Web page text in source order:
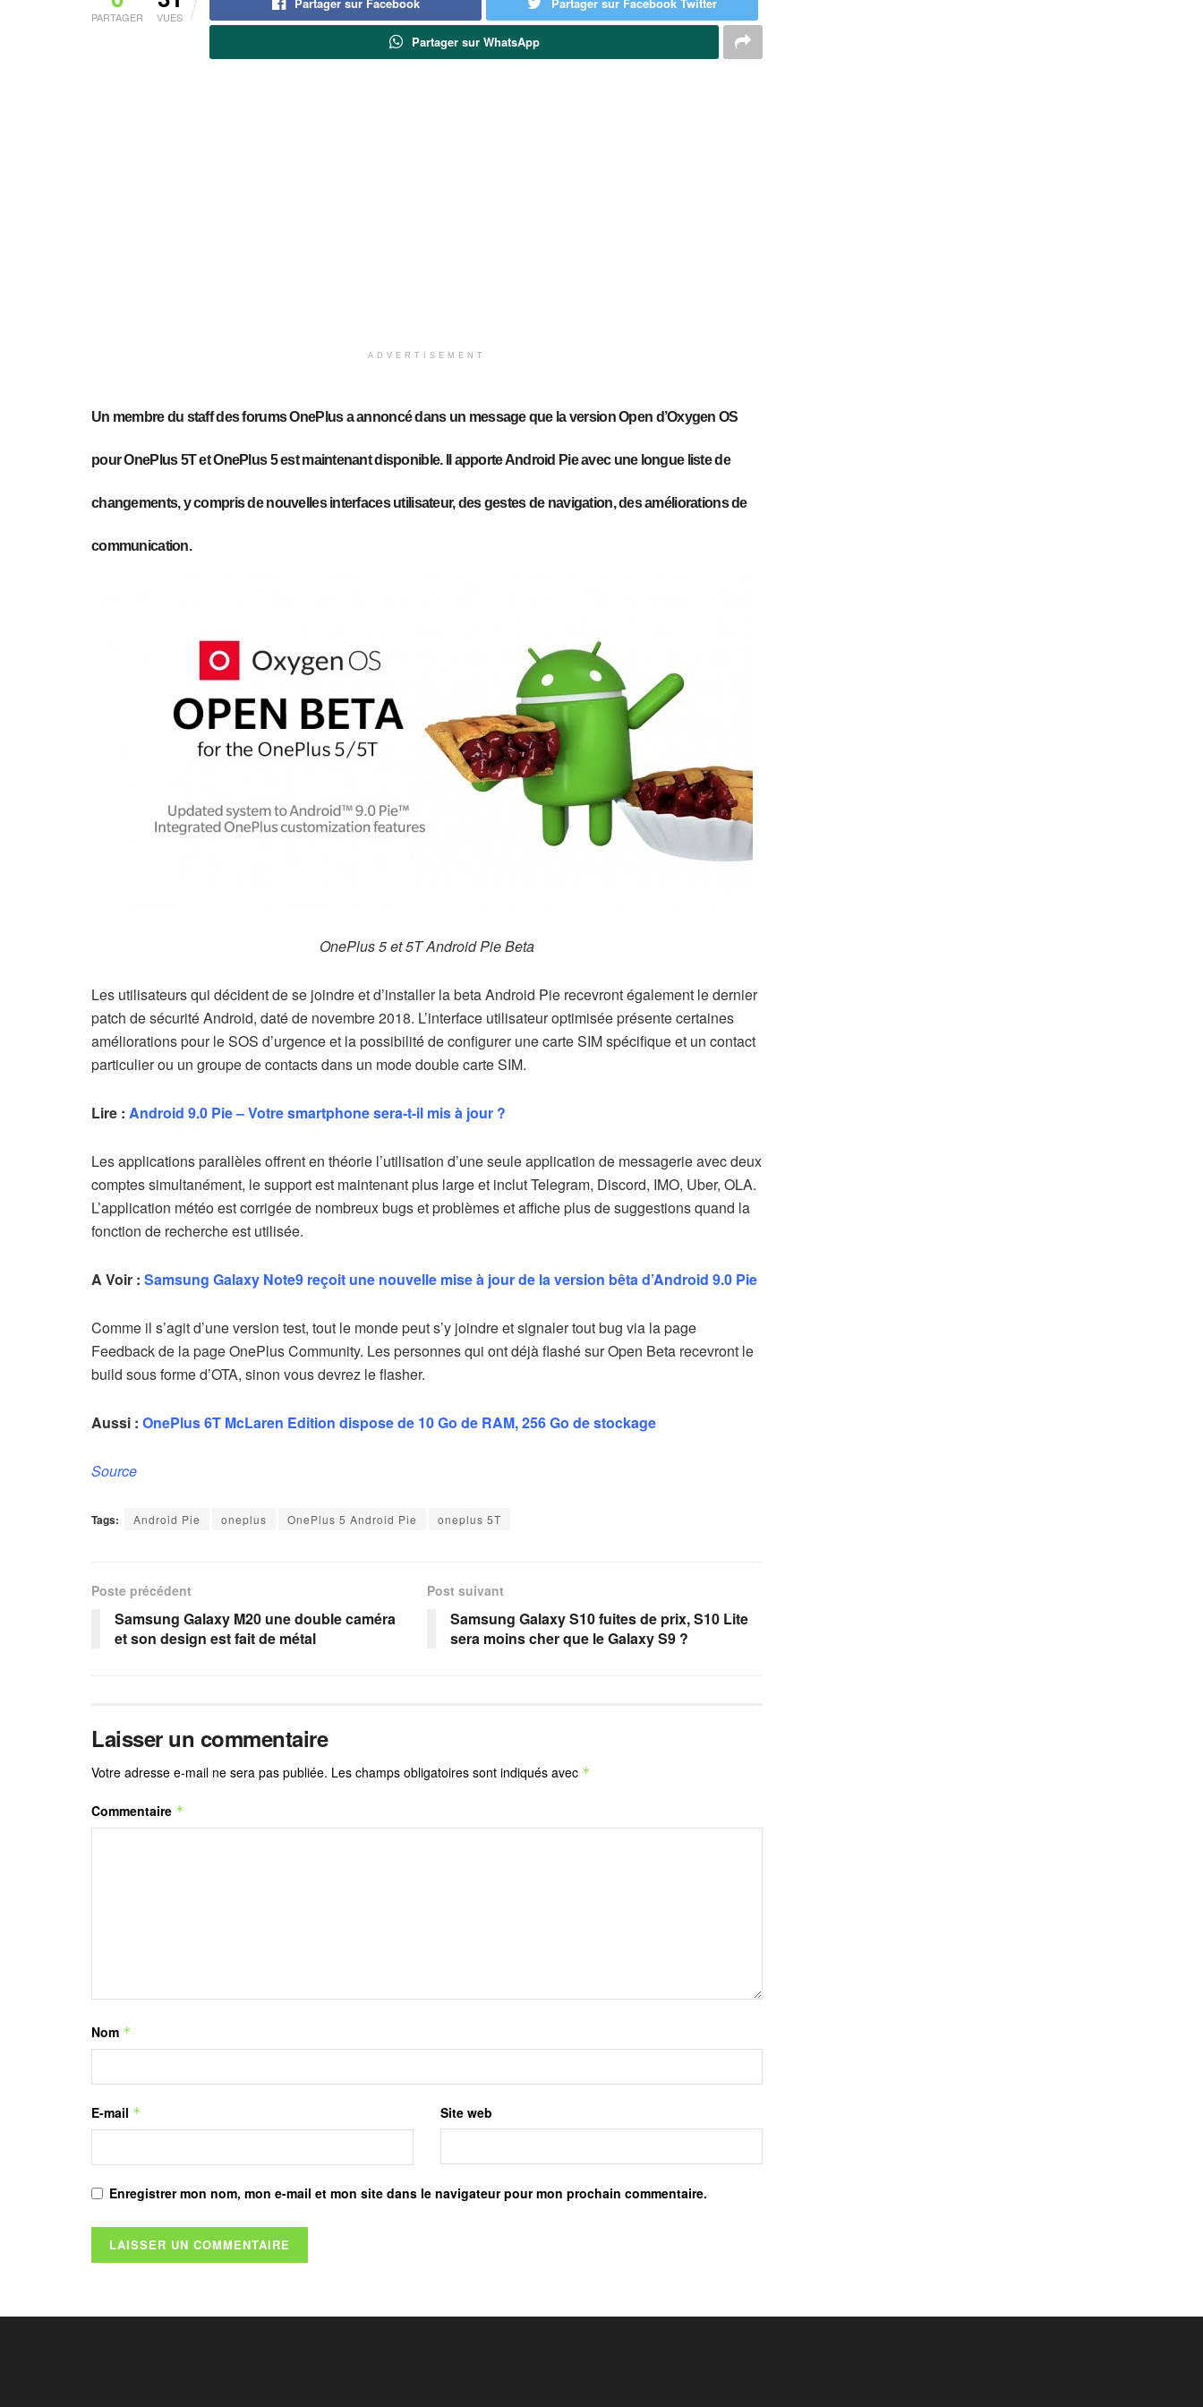
PARTAGER VUES
Partager sur WhatsApp
ADVERTISEMENT
Un membre du staff des forums OnePlus a annoncé dans un message que la version Open d’Oxygen OS
pour OnePlus 5T et OnePlus 5 est maintenant disponible. Il apporte Android Pie avec une longue liste de
changements, y compris de nouvelles interfaces utilisateur, des gestes de navigation, des améliorations de
communication.
OnePlus 5 et 5T Android Pie Beta
Les utilisateurs qui décident de se joindre et d’installer la beta Android Pie recevront également le dernier
patch de sécurité Android, daté de novembre 2018. L’interface utilisateur optimisée présente certaines
améliorations pour le SOS d’urgence et la possibilité de configurer une carte SIM spécifique et un contact
particulier ou un groupe de contacts dans un mode double carte SIM.
Lire : Android 9.0 Pie – Votre smartphone sera-t-il mis à jour ?
Les applications parallèles offrent en théorie l’utilisation d’une seule application de messagerie avec deux
comptes simultanément, le support est maintenant plus large et inclut Telegram, Discord, IMO, Uber, OLA.
L’application météo est corrigée de nombreux bugs et problèmes et affiche plus de suggestions quand la
fonction de recherche est utilisée.
A Voir : Samsung Galaxy Note9 reçoit une nouvelle mise à jour de la version bêta d’Android 9.0 Pie
Comme il s’agit d’une version test, tout le monde peut s’y joindre et signaler tout bug via la page
Feedback de la page OnePlus Community. Les personnes qui ont déjà flashé sur Open Beta recevront le
build sous forme d’OTA, sinon vous devrez le flasher.
Aussi : OnePlus 6T McLaren Edition dispose de 10 Go de RAM, 256 Go de stockage
Source
Tags: Android Pie oneplus OnePlus 5 Android Pie oneplus 5T
Poste précédent
Samsung Galaxy M20 une double caméra
et son design est fait de métal
Post suivant
Samsung Galaxy S10 fuites de prix, S10 Lite
sera moins cher que le Galaxy S9 ?
Laisser un commentaire
Votre adresse e-mail ne sera pas publiée. Les champs obligatoires sont indiqués avec *
Commentaire *
Nom *
E-mail * Site web
Enregistrer mon nom, mon e-mail et mon site dans le navigateur pour mon prochain commentaire.